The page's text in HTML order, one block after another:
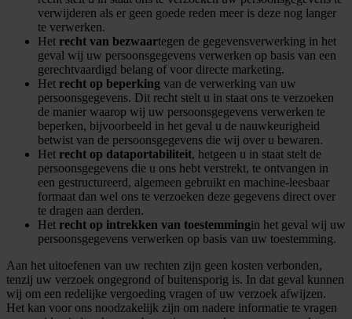
verwijderen als er geen goede reden meer is deze nog langer
te verwerken.
Het recht van bezwaartegen de gegevensverwerking in het
geval wij uw persoonsgegevens verwerken op basis van een
gerechtvaardigd belang of voor directe marketing.
Het recht op beperking van de verwerking van uw
persoonsgegevens. Dit recht stelt u in staat ons te verzoeken
de manier waarop wij uw persoonsgegevens verwerken te
beperken, bijvoorbeeld in het geval u de nauwkeurigheid
betwist van de persoonsgegevens die wij over u bewaren.
Het recht op dataportabiliteit, hetgeen u in staat stelt de
persoonsgegevens die u ons hebt verstrekt, te ontvangen in
een gestructureerd, algemeen gebruikt en machine-leesbaar
formaat dan wel ons te verzoeken deze gegevens direct over
te dragen aan derden.
Het recht op intrekken van toestemmingin het geval wij uw
persoonsgegevens verwerken op basis van uw toestemming.
Aan het uitoefenen van uw rechten zijn geen kosten verbonden,
tenzij uw verzoek ongegrond of buitensporig is. In dat geval kunnen
wij om een redelijke vergoeding vragen of uw verzoek afwijzen.
Het kan voor ons noodzakelijk zijn om nadere informatie te vragen